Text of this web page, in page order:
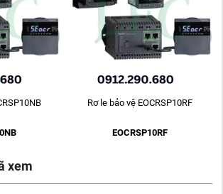
Rơ le bảo vệ EOCRSP10RF
EOCRSP10RF
xem